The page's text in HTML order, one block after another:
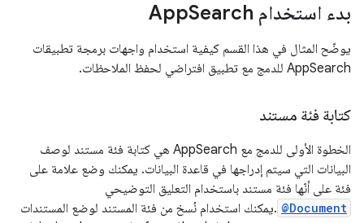
بدء استخدام App Search
يوضّح المثال في هذا القسم كيفية استخدام واجهات برمجة تطبيقات
AppSearch للدمج مع تطبيق افتراضي لحفظ الملاحظات.
كتابة فئة مستند
الخطوة الأولى للدمج مع AppSearch هي كتابة فئة مستند لوصف
البيانات التي سيتم إدراجها في قاعدة البيانات. يمكنك وضع علامة على
فئة على أنّها فئة مستند باستخدام التعليق التوضيحي
@Document .يمكنك استخدام نُسخ من فئة المستند لوضع المستندات